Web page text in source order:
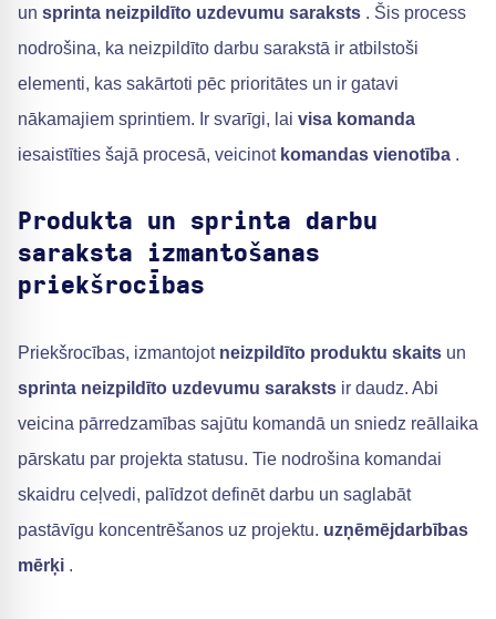
un sprinta neizpildīto uzdevumu saraksts . Šis process
nodrošina, ka neizpildīto darbu sarakstā ir atbilstoši
elementi, kas sakārtoti pēc prioritātes un ir gatavi
nākamajiem sprintiem. Ir svarīgi, lai visa komanda
iesaistīties šajā procesā, veicinot komandas vienotība .
Produkta un sprinta darbu
saraksta izmantošanas
priekšrocības
Priekšrocības, izmantojot neizpildīto produktu skaits un
sprinta neizpildīto uzdevumu saraksts ir daudz. Abi
veicina pārredzamības sajūtu komandā un sniedz reāllaika
pārskatu par projekta statusu. Tie nodrošina komandai
skaidru ceļvedi, palīdzot definēt darbu un saglabāt
pastāvīgu koncentrēšanos uz projektu. uzņēmējdarbības
mērķi .